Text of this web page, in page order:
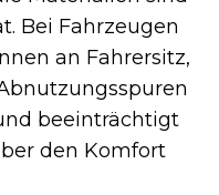
Bei Fahrzeugen
an Fahrersitz,
beeinträchtigt
den Komfort